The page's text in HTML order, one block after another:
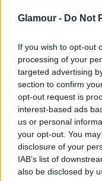
Glamour - Do Not
If you wish to opt-out
processing of your
targeted advertising
section to confirm
opt-out request is
interest-based ads
us or personal
your opt-out. You
disclosure of your
IAB’s list of
also be disclosed by
„Azt hittem
vagy” - A